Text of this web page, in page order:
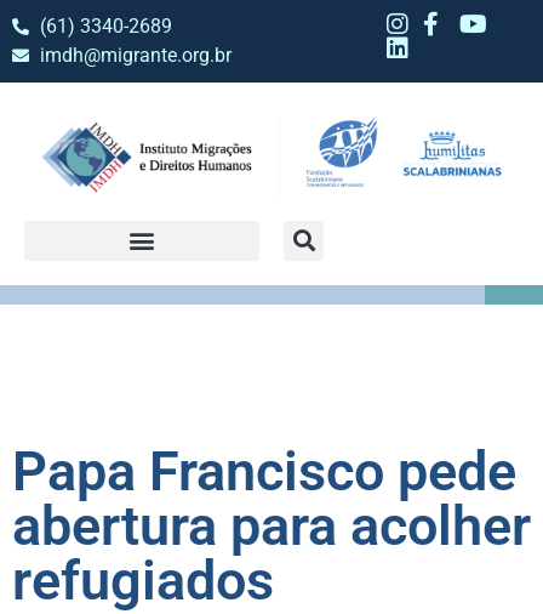
(61) 3340-2689
imdh@migrante.org.br
Papa Francisco pede
abertura para acolher
refugiados